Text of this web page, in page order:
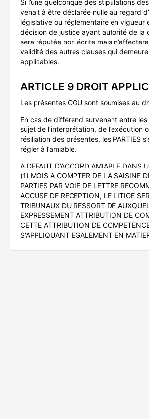
Si l’une quelconque des stipulations
venait à être déclarée nulle au regard
législative ou réglementaire en vigueur
décision de justice ayant autorité de la
sera réputée non écrite mais
validité des autres clauses qui
applicables.
ARTICLE 9 DROIT
Les présentes CGU sont soumises au
En cas de différend survenant entre les
sujet de l’interprétation, de l’exécution
résiliation des présentes, les PARTIES
régler à l’amiable.
A DEFAUT D’ACCORD AMIABLE DANS
(1) MOIS A COMPTER DE LA SAISINE
PARTIES PAR VOIE DE LETTRE
ACCUSE DE RECEPTION, LE LITIGE
TRIBUNAUX DU RESSORT DE
EXPRESSEMENT ATTRIBUTION DE
CETTE ATTRIBUTION DE
S'APPLIQUANT EGALEMENT EN